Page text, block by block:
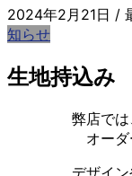
2024年2月21日 /
知らせ
生地持込み
弊店で
オー
デザイ